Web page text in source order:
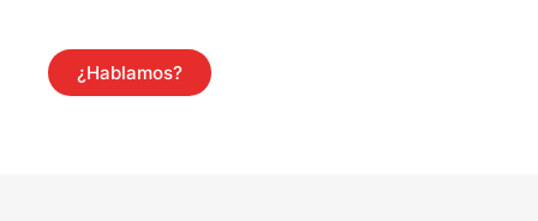
¿Hablamos?